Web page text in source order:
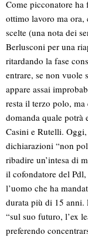
Come picconatore ha
ottimo lavoro ma ora,
scelte (una nota dei
Berlusconi per una
ritardando la fase
entrare, se non vuole
appare assai
resta il terzo polo,
domanda quale potrà
Casini e Rutelli.
dichiarazioni “non
ribadire un’intesa di
il cofondatore del
l’uomo che ha
durata più di 15 anni.
“sul suo futuro, l’ex
preferendo